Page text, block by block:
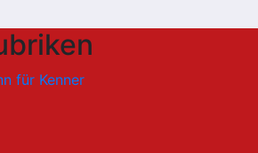
für Kenner